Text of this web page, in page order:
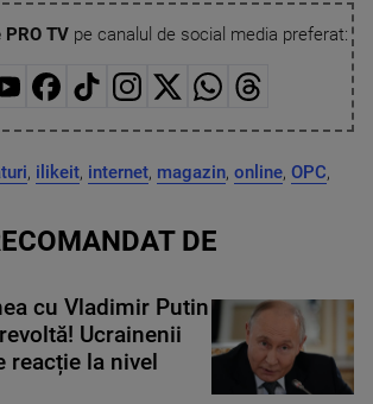
TVpe canalul de social media preferat:
, ilikeit, internet, magazin, online, OPC,
DE
cu Vladimir Putin
Ucrainenii
reacție la nivel